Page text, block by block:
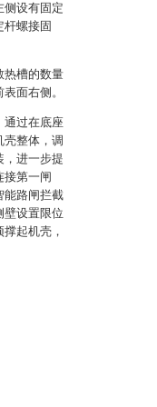
侧设有固定
杆螺接固
热槽的数量
面右侧。
通过在底座
整体，调
，进一步提
接第一闸
能路闸拦截
壁设置限位
起机壳，